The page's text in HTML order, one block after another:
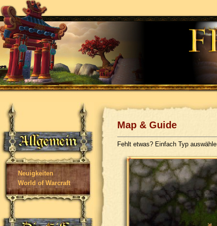
Neuigkeiten
World of Warcraft
Map & Guide
Fehlt etwas? Einfach Typ